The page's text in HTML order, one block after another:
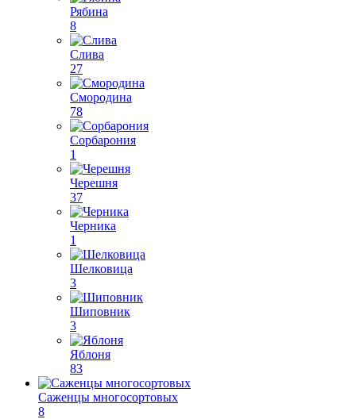
Рябина
8
Слива
27
Смородина
78
Сорбарония
1
Черешня
37
Черника
1
Шелковица
3
Шиповник
3
Яблоня
83
Саженцы многосортовых
8